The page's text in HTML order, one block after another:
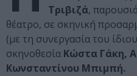
Τριβιζά,
θέατρο, σε σκηνική
(με τη συνεργασία του
σκηνοθεσία Kώστα Γάκη,
Κωνσταντίνου Μπιμπή.